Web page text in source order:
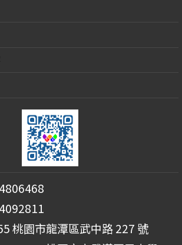
桃園市龍潭區武中路 227 號